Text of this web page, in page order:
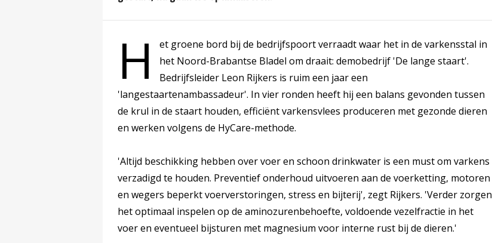
H
et groene bord bij de bedrijfspoort verraadt waar het in de varkensstal in
het Noord-Brabantse Bladel om draait: demobedrijf 'De lange staart'.
Bedrijfsleider Leon Rijkers is ruim een jaar een
'langestaartenambassadeur'. In vier ronden heeft hij een balans gevonden tussen
de krul in de staart houden, efficiënt varkensvlees produceren met gezonde dieren
en werken volgens de HyCare-methode.
'Altijd beschikking hebben over voer en schoon drinkwater is een must om varkens
verzadigd te houden. Preventief onderhoud uitvoeren aan de voerketting, motoren
en wegers beperkt voerverstoringen, stress en bijterij', zegt Rijkers. 'Verder zorgen
het optimaal inspelen op de aminozurenbehoefte, voldoende vezelfractie in het
voer en eventueel bijsturen met magnesium voor interne rust bij de dieren.'